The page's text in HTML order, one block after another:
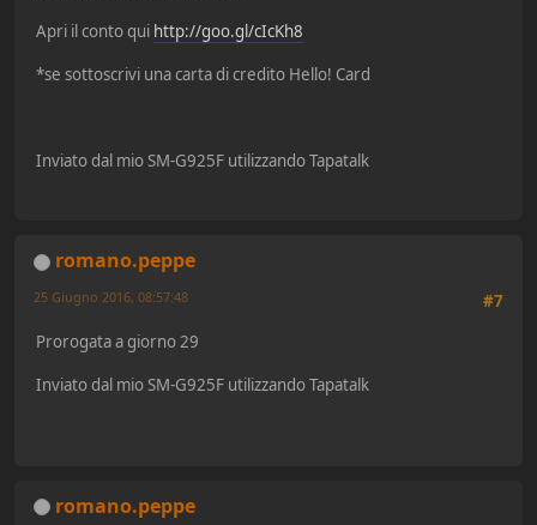
Apri il conto qui http://goo.gl/cIcKh8
*se sottoscrivi una carta di credito Hello! Card
Inviato dal mio SM-G925F utilizzando Tapatalk
romano.peppe
#7
25 Giugno 2016, 08:57:48
Prorogata a giorno 29
Inviato dal mio SM-G925F utilizzando Tapatalk
romano.peppe